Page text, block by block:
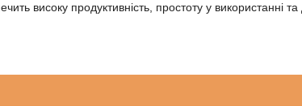
високу продуктивність, простоту у